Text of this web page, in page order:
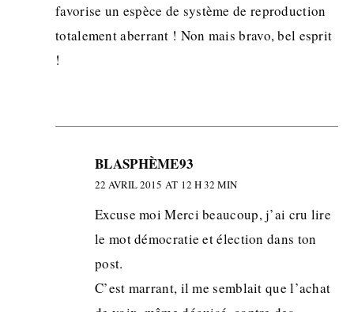
favorise un espèce de système de reproduction
totalement aberrant ! Non mais bravo, bel esprit
!
BLASPHÈME93
22 AVRIL 2015 AT 12 H 32 MIN
Excuse moi Merci beaucoup, j’ai cru lire
le mot démocratie et élection dans ton
post.
C’est marrant, il me semblait que l’achat